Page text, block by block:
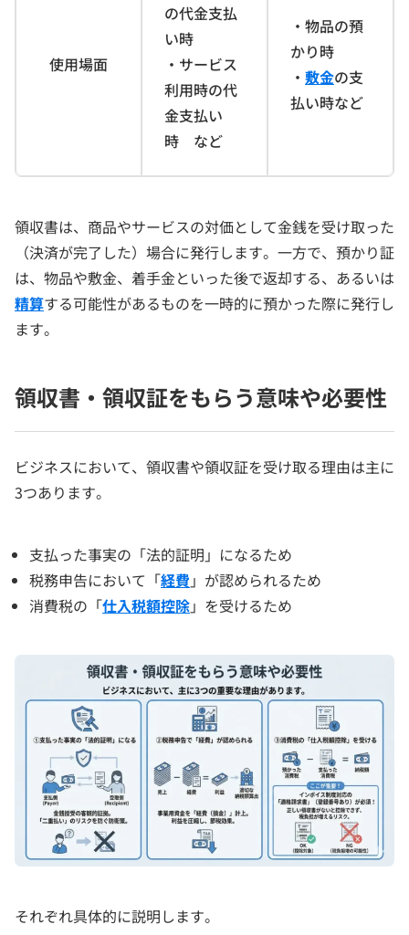
使用場面
の代金支払
い時
・サービス
利用時の代
金支払い
時 など
・物品の預
かり時
・ 敷金の支
払い時など
領収書は、商品やサービスの対価として金銭を受け取った
（決済が完了した）場合に発行します。一方で、預かり証
は、物品や敷金、着手金といった後で返却する、あるいは
精算する可能性があるものを一時的に預かった際に発行し
ます。
領収書・領収証をもらう意味や必要性
ビジネスにおいて、領収書や領収証を受け取る理由は主に
3つあります。
支払った事実の「法的証明」になるため
税務申告において「経費 」が認められるため
消費税の「仕入税額控除」を受けるため
それぞれ具体的に説明します。